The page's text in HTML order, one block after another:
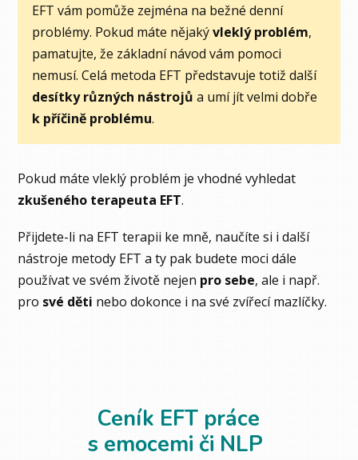
EFT vám pomůže zejména na bežné denní
problémy. Pokud máte nějakývleklý problém,
pamatujte, že základní návod vám pomoci
nemusí. Celá metoda EFT představuje totiž další
desítky různých nástrojů a umí jít velmi dobře
k příčině problému.
Pokud máte vleklý problém je vhodné vyhledat
zkušeného terapeuta EFT.
Přijdete-li na EFT terapii ke mně, naučíte si i další
nástroje metody EFT a ty pak budete moci dále
používat ve svém životě nejen pro sebe, ale i např.
pro své děti nebo dokonce i na své zvířecí mazlíčky.
Ceník EFT práce
s emocemi či NLP